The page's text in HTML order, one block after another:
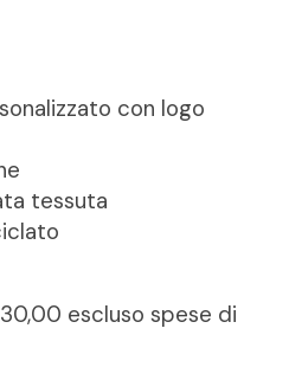
con logo
tessuta
escluso spese di